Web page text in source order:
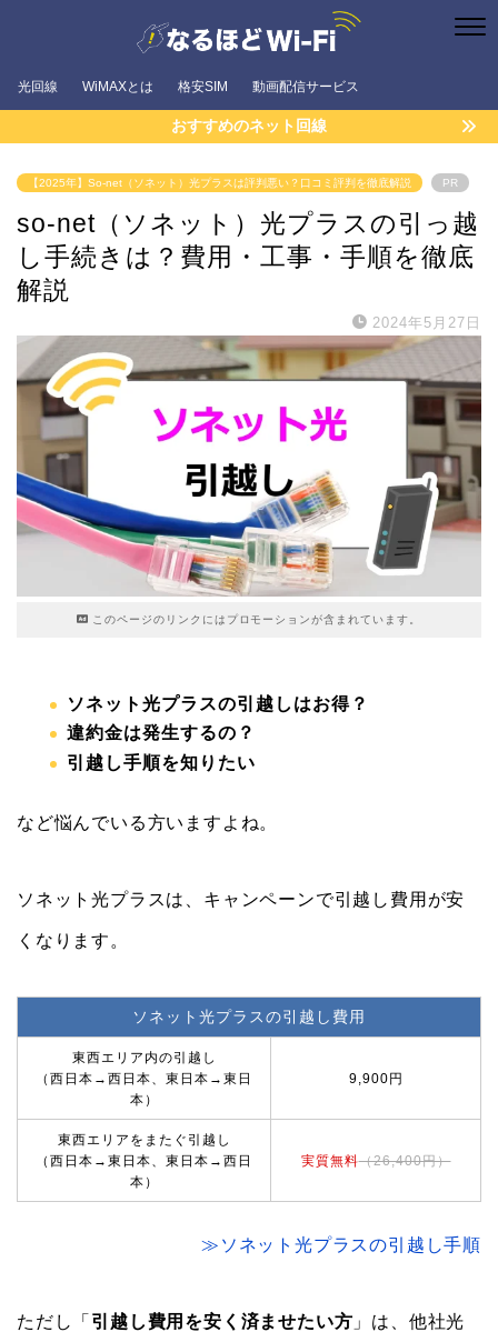
光回線 WiMAXとは 格安SIM 動画配信サービス
おすすめのネット回線
【2025年】So-net（ソネット）光プラスは評判悪い？口コミ評判を徹底解説 PR
so-net（ソネット）光プラスの引っ越
し手続きは？費用・工事・手順を徹底
解説
2024年5月27日
このページのリンクにはプロモーションが含まれています。
ソネット光プラスの引越しはお得？
違約金は発生するの？
引越し手順を知りたい
など悩んでいる方いますよね。
ソネット光プラスは、キャンペーンで引越し費用が安
くなります。
ソネット光プラスの引越し費用
東西エリア内の引越し
（西日本→西日本、東日本→東日
本）
9,900円
東西エリアをまたぐ引越し
（西日本→東日本、東日本→西日
本）
実質無料（26,400円）
≫ソネット光プラスの引越し手順
ただし「 引越し費用を安く済ませたい方 」は、他社光